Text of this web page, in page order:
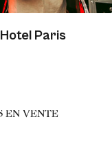
Paris
EN VENTE